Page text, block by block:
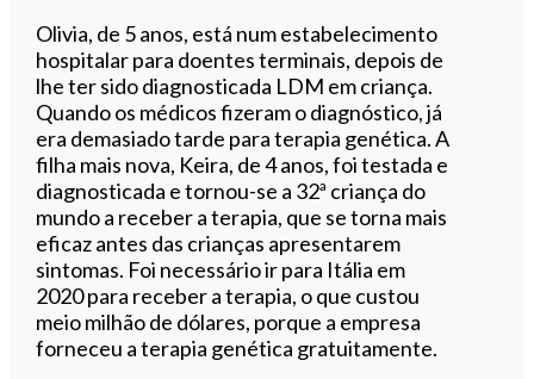
Olivia, de 5 anos, está num estabelecimento
hospitalar para doentes terminais, depois de
lhe ter sido diagnosticada LDM em criança.
Quando os médicos fizeram o diagnóstico, já
era demasiado tarde para terapia genética. A
filha mais nova, Keira, de 4 anos, foi testada e
diagnosticada e tornou-se a 32ª criança do
mundo a receber a terapia, que se torna mais
eficaz antes das crianças apresentarem
sintomas. Foi necessário ir para Itália em
2020 para receber a terapia, o que custou
meio milhão de dólares, porque a empresa
forneceu a terapia genética gratuitamente.